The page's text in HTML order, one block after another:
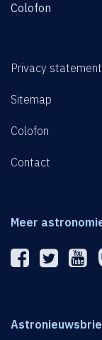
Colofon
Privacy statement
Sitemap
Colofon
Contact
Meer